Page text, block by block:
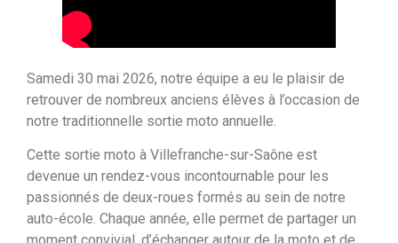
Samedi 30 mai 2026, notre équipe a eu le plaisir de
retrouver de nombreux anciens élèves à l’occasion de
notre traditionnelle sortie moto annuelle.
Cette sortie moto à Villefranche-sur-Saône est
devenue un rendez-vous incontournable pour les
passionnés de deux-roues formés au sein de notre
auto-école. Chaque année, elle permet de partager un